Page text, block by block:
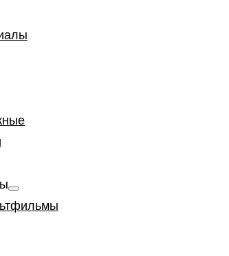
Show
sub
menu